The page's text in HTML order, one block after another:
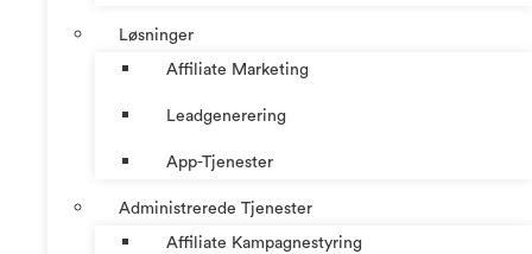
Løsninger
Affiliate Marketing
Leadgenerering
App-Tjenester
Administrerede Tjenester
Affiliate Kampagnestyring